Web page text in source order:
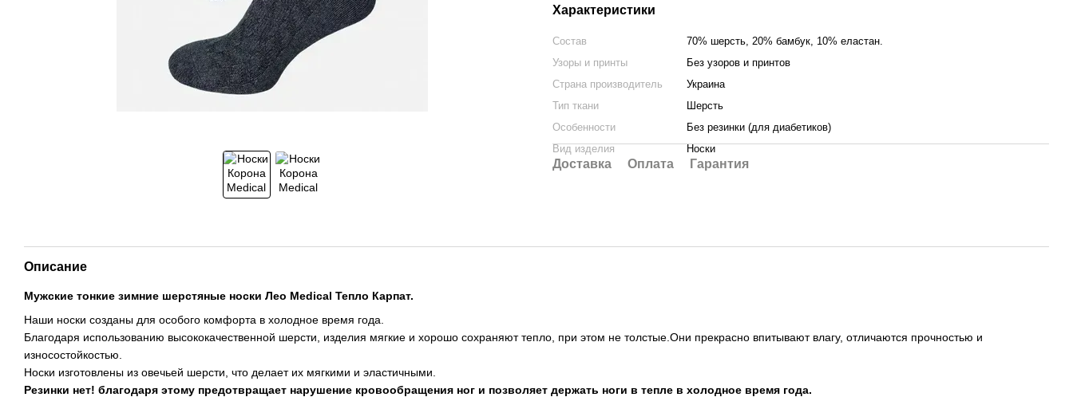
Характеристики
Состав
70% шерсть, 20% бамбук, 10% еластан.
Узоры и принты
Без узоров и принтов
Страна производитель
Украина
Тип ткани
Шерсть
Особенности
Без резинки (для диабетиков)
Вид изделия
Носки
Доставка Оплата Гарантия
Описание
Мужские тонкие зимние шерстяные носки Лео Medical Тепло Карпат.
Наши носки созданы для особого комфорта в холодное время года.
Благодаря использованию высококачественной шерсти, изделия мягкие и хорошо сохраняют тепло, при этом не толстые.Они прекрасно впитывают влагу, отличаются прочностью и
износостойкостью.
Носки изготовлены из овечьей шерсти, что делает их мягкими и эластичными.
Резинки нет! благодаря этому предотвращает нарушение кровообращения ног и позволяет держать ноги в тепле в холодное время года.